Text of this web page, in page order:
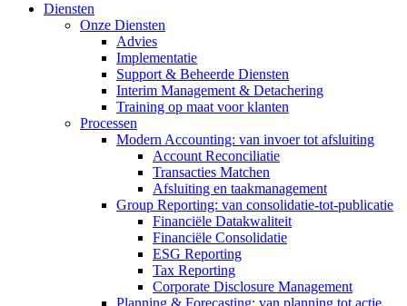
Diensten
Onze Diensten
Advies
Implementatie
Support & Beheerde Diensten
Interim Management & Detachering
Training op maat voor klanten
Processen
Modern Accounting: van invoer tot afsluiting
Account Reconciliatie
Transacties Matchen
Afsluiting en taakmanagement
Group Reporting: van consolidatie-tot-publicatie
Financiële Datakwaliteit
Financiële Consolidatie
ESG Reporting
Tax Reporting
Corporate Disclosure Management